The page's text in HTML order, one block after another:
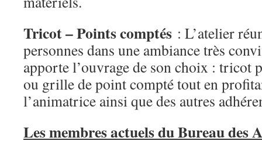
Tricot – Points comptés : L’atelier
personnes dans une ambiance très
apporte l’ouvrage de son choix : tricot
ou grille de point compté tout en
l’animatrice ainsi que des autres
Les membres actuels du Bureau des